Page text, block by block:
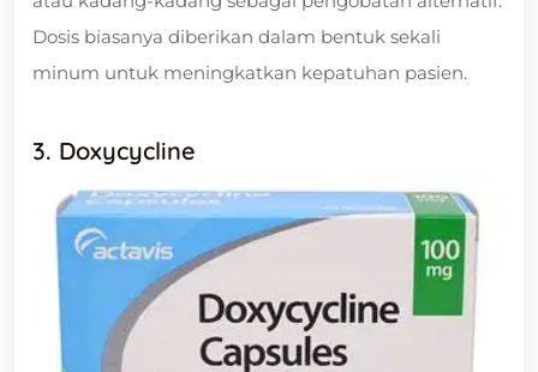
Dosis biasanya diberikan dalam bentuk sekali
minum untuk meningkatkan kepatuhan pasien.
3. Doxycycline